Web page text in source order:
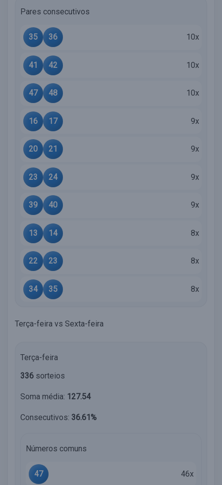
Pares consecutivos
35 36 10x
41 42 10x
47 48 10x
16 17 9x
20 21 9x
23 24 9x
39 40 9x
13 14 8x
22 23 8x
34 35 8x
Terça-feira vs Sexta-feira
Terça-feira
336 sorteios
Soma média: 127.54
Consecutivos: 36.61%
Números comuns
47 46x